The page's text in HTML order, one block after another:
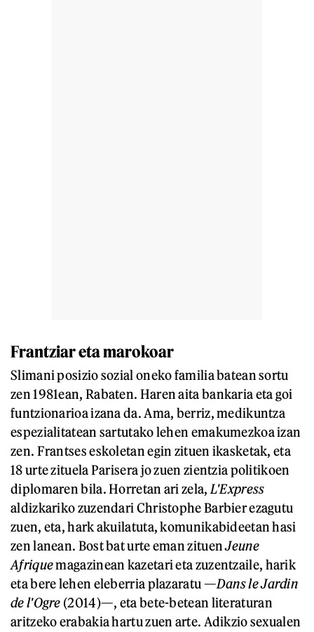
Frantziar eta marokoar
Slimani posizio sozial oneko familia batean sortu
zen 1981ean, Rabaten. Haren aita bankaria eta goi
funtzionarioa izana da. Ama, berriz, medikuntza
espezialitatean sartutako lehen emakumezkoa izan
zen. Frantses eskoletan egin zituen ikasketak, eta
18 urte zituela Parisera jo zuen zientzia politikoen
diplomaren bila. Horretan ari zela, L'Express
aldizkariko zuzendari Christophe Barbier ezagutu
zuen, eta, hark akuilatuta, komunikabideetan hasi
zen lanean. Bost bat urte eman zituenJeune
Afriquemagazinean kazetari eta zuzentzaile, harik
eta bere lehen eleberria plazaratu —Dans le Jardin
de l'Ogre (2014)—, eta bete-betean literaturan
aritzeko erabakia hartu zuen arte. Adikzio sexualen